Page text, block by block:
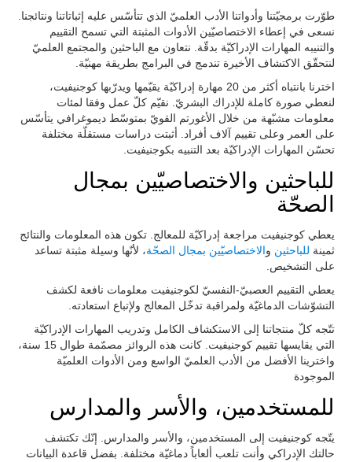
طوّرت برمجيّتنا وأدواتنا الأدب العلميّ الذي تتأسّس عليه إثباتاتنا ونتائجنا.
نسعى في إعطاء الاختصاصيّين الأدوات المثبتة التي تسمح التقييم
والتنيبه المهارات الإدراكيّة بدقّة. نتعاون مع الباحثين والمجتمع العلميّ
لنتحقّق الاكتشاف الأخيرة تندمج في البرامج بطريقة مهنيّة.
اخترنا بانتباه أكثر من 20 مهارة إدراكيّة يقيّمها ويدرّبها كوجنيفيت،
لنعطي صورة كاملة للإدراك البشريّ. نقيّم كلّ عمل وفقا لمئات
معلومات مشبّهة من خلال الأغورتم القويّ بمتوسّط ديموغرافي يتأسّس
على العمر وعلى تقييم آلاف أفراد. أثبتت دراسات مستقلّة مختلفة
تحسّن المهارات الإدراكيّة بعد التنبيه بكوجنيفيت.
للباحثين والاختصاصيّين بمجال
الصحّة
يعطي كوجنيفيت مراجعة إدراكيّة للمعالج. تكون هذه المعلومات والنتائج
ثمينة للباحثين والاختصاصيّين بمجال الصحّة، لأنّها وسيلة مثبتة تساعد
على التشخيص.
يعطي التقييم العصبيّ-النفسيّ لكوجنيفيت معلومات نافعة لكشف
التشوّشات الدماغيّة ولمراقبة تدخّل المعالج ولإتباع استعادته.
تتّجه كلّ منتجاتنا إلى الاستكشاف الكامل وتدريب المهارات الإدراكيّة
التي يقايسها تقييم كوجنيفيت. كانت هذه الروائز مصمّمة طوال 15 سنة،
واخترينا الأفضل من الأدب العلميّ الواسع ومن الأدوات العلميّة
الموجودة
للمستخدمين، والأسر والمدارس
يتّجه كوجنيفيت إلى المستخدمين، والأسر والمدارس. إنّك تكتشف
حالتك الإدراكي وأنت تلعب ألعاباً دماغيّة مختلفة. بفضل قاعدة البيانات